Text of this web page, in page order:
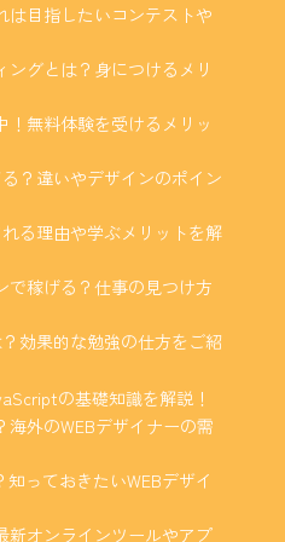
は目指したいコンテストや
ングとは？身につけるメリ
！無料体験を受けるメリッ
？違いやデザインのポイン
る理由や学ぶメリットを解
で稼げる？仕事の見つけ方
効果的な勉強の仕方をご紹
の基礎知識を解説！
海外のWEBデザイナーの需
っておきたいWEBデザイ
新オンラインツールやアプ